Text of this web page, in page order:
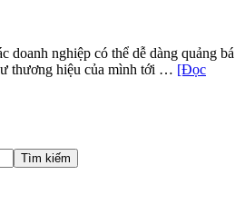
doanh nghiệp có thể dễ dàng quảng bá
thương hiệu của mình tới … [Đọc